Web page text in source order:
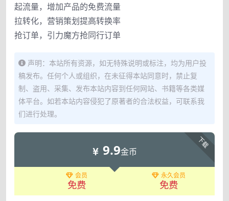
起流量，增加产品的免费流量
拉转化，营销策划提高转换率
抢订单，引力魔方抢同行订单
声明：本站所有资源，如无特殊说明或标注，均为用户投
稿发布。任何个人或组织，在未征得本站同意时，禁止复
制、盗用、采集、发布本站内容到任何网站、书籍等各类媒
体平台。如若本站内容侵犯了原著者的合法权益，可联系我
们进行处理。
下载
9.9金币
会员
免费
永久会员
免费